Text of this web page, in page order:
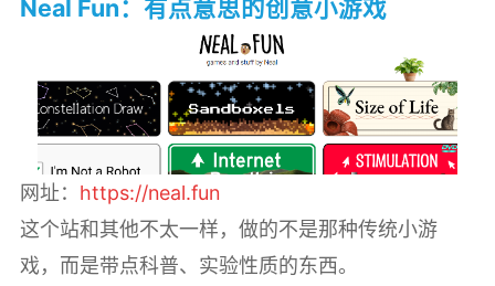
Neal Fun：有点意思的创意小游戏
网址： https://neal.fun
这个站和其他不太一样，做的不是那种传统小游
戏，而是带点科普、实验性质的东西。